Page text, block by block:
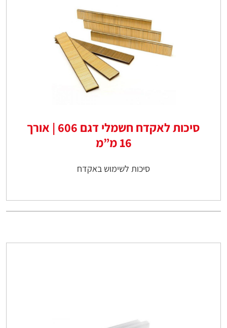
סיכות לאקדח חשמלי דגם 606 | אורך
16 מ”מ
סיכות לשימוש באקדח